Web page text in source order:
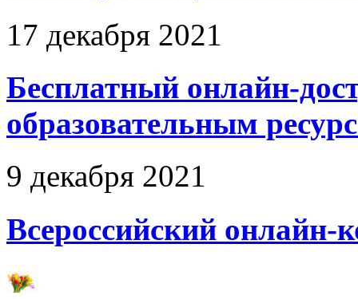
17 декабря 2021
Бесплатный онлайн-
образовательным
9 декабря 2021
Всероссийский онлайн-